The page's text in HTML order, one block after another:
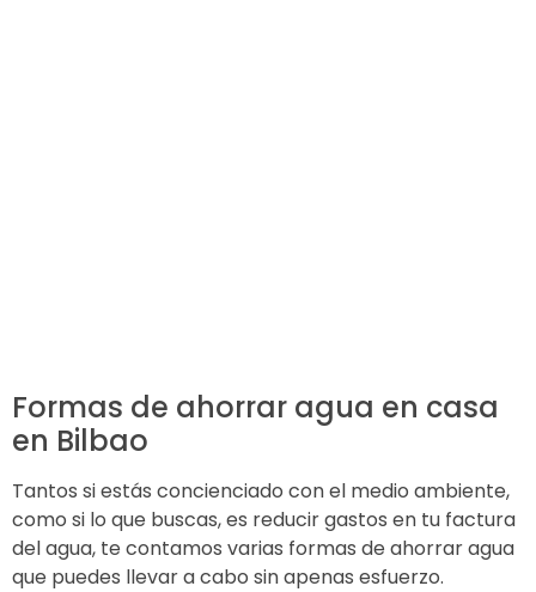
Formas de ahorrar agua en casa
en Bilbao
Tantos si estás concienciado con el medio ambiente,
como si lo que buscas, es reducir gastos en tu factura
del agua, te contamos varias formas de ahorrar agua
que puedes llevar a cabo sin apenas esfuerzo.